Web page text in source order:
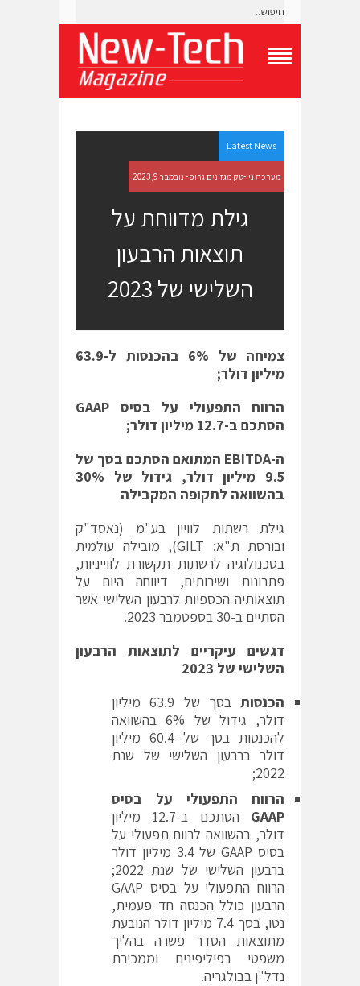
g
l
e
N
a
n
Latest News
מערכת ניו-טק מגזינים גרופ - נובמבר 9, 2023
גילת מדווחת על
תוצאות הרבעון
השלישי של 2023
צמיחה של 6%
בהכנסות ל-63.9
מיליון דולר;
הרווח התפעולי על בסיס GAAP
הסתכם ב-12.7 מיליון דולר;
ה-EBITDA המתואם הסתכם בסך של
9.5 מיליון דולר, גידול של 30%
בהשוואה לתקופה המקבילה
גילת רשתות לוויין בע"מ (נאסד"ק
ובורסת ת"א: GILT), מובילה עולמית
בטכנולוגיה לרשתות תקשורת לווייניות,
פתרונות ושירותים, דיווחה היום על
תוצאותיה הכספיות לרבעון השלישי אשר
הסתיים ב-30 בספטמבר 2023.
דגשים עיקריים לתוצאות הרבעון
השלישי של 2023
הכנסות
בסך של 63.9 מיליון
דולר, גידול של 6% בהשוואה
להכנסות בסך של 60.4 מיליון
דולר ברבעון השלישי של שנת
2022;
הרווח התפעולי על בסיס
GAAP
הסתכם ב-12.7 מיליון
דולר, בהשוואה לרווח תפעולי על
בסיס GAAP של 3.4 מיליון דולר
ברבעון השלישי של שנת 2022;
הרווח התפעולי על בסיס GAAP
הרבעון כולל הכנסה חד פעמית,
נטו, בסך 7.4 מיליון דולר הנובעת
מתוצאות הסדר פשרה בהליך
משפטי בפיליפינים וממכירת
נדל"ן בבולגריה.